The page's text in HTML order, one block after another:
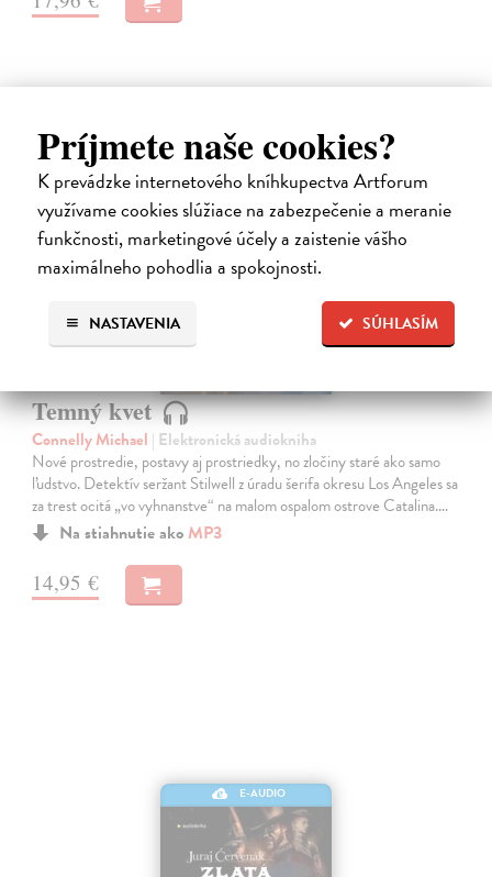
Príjmete naše cookies?
K prevádzke internetového kníhkupectva Artforum
využívame cookies slúžiace na zabezpečenie a meranie
funkčnosti, marketingové účely a zaistenie vášho
maximálneho pohodlia a spokojnosti.
SÚHLASÍM
NASTAVENIA
E-AUDIO
Temný kvet
Connelly Michael | Elektronická audiokniha
Nové prostredie, postavy aj prostriedky, no zločiny staré ako samo
ľudstvo. Detektív seržant Stilwell z úradu šerifa okresu Los Angeles sa
za trest ocitá „vo vyhnanstve“ na malom ospalom ostrove Catalina.…
Na stiahnutie ako MP3
14,95 €
E-AUDIO